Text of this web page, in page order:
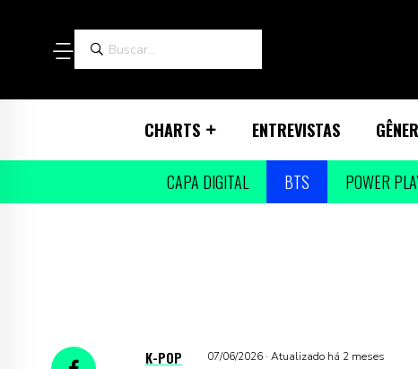
CHARTS ENTREVISTAS
CAPA DIGITAL BTS POWER
K-POP 07/06/2026 · Atualizado há 2 meses